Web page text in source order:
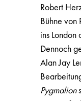
Robert
Bühne von
ins London
Dennoch
Alan Jay
Pygmalion